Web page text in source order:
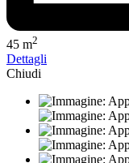
45 m2
Dettagli
Chiudi